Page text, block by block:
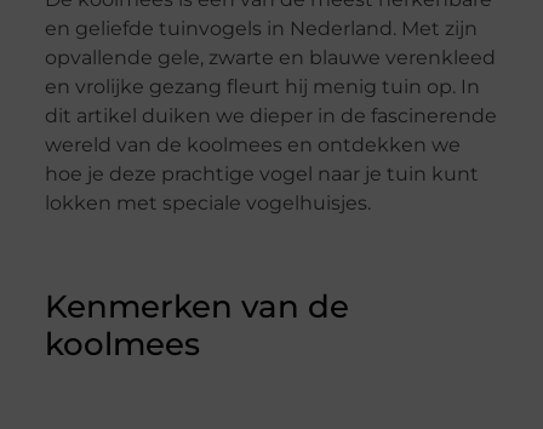
en geliefde tuinvogels in Nederland. Met zijn
opvallende gele, zwarte en blauwe verenkleed
en vrolijke gezang fleurt hij menig tuin op. In
dit artikel duiken we dieper in de fascinerende
wereld van de koolmees en ontdekken we
hoe je deze prachtige vogel naar je tuin kunt
lokken met speciale vogelhuisjes.
Kenmerken van de
koolmees